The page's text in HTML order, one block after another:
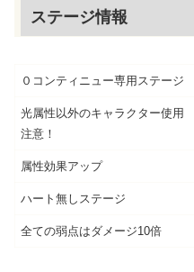
ステージ情報
０コンティニュー専用ステージ
光属性以外のキャラクター使用
注意！
属性効果アップ
ハート無しステージ
全ての弱点はダメージ10倍